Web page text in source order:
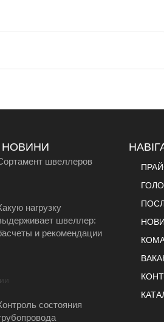
НОВИНИ
швеллеров
нагрузку
швеллер:
и рекомендации
состояния